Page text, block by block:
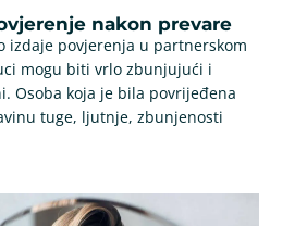
nakon prevare
izdaje povjerenja u partnerskom
mogu biti vrlo zbunjujući i
Osoba koja je bila povrijeđena
tuge, ljutnje, zbunjenosti